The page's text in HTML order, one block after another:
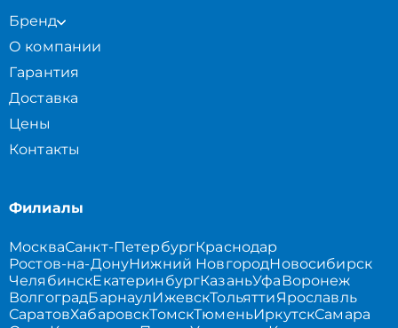
Бренд
О компании
Гарантия
Доставка
Цены
Контакты
Филиалы
МоскваСанкт-ПетербургКраснодар
Ростов-на-ДонуНижний НовгородНовосибирск
ЧелябинскЕкатеринбургКазаньУфаВоронеж
ВолгоградБарнаулИжевскТольяттиЯрославль
СаратовХабаровскТомскТюменьИркутскСамара